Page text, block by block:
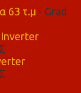
63 τ.μ - Grad
Inverter